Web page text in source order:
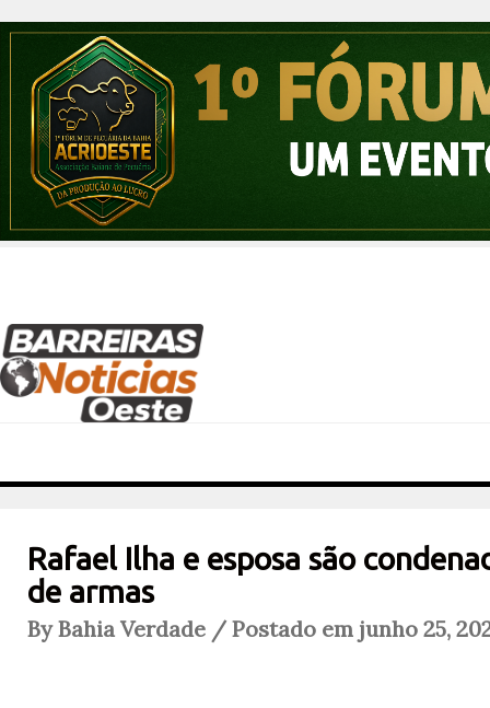
Rafael Ilha e esposa são
de armas
By Bahia Verdade / Postado em junho 25,